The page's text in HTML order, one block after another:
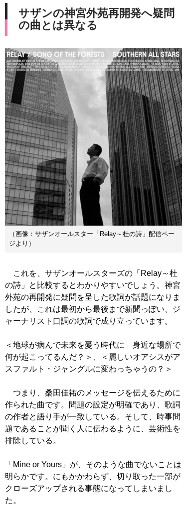
サザンの神宮外苑再開発へ疑問
の曲とは異なる
（画像：サザンオールスター「Relay～杜の詩」配信ペー
ジより）
これを、サザンオールスターズの「Relay～杜
の詩」と比較するとわかりやすいでしょう。神宮
外苑の再開発に疑問を呈した歌詞が話題になりま
したが、これは最初から最後まで新聞っぽい、ジ
ャーナリスト口調の歌詞で成り立っています。
＜地球が病んで未来を憂う時代に 身近な場所で
何が起こってるんだ？＞、＜麗しいオアシスがア
スファルト・ジャングルに変わっちゃうの？＞
つまり、桑田佳祐のメッセージを伝えるために
作られた曲です。問題の設定が明確であり、歌詞
の作者と語り手が一致している。そして、時事問
題であることが聞く人に伝わるように、芸術性を
排除している。
「Mine or Yours」が、そのような曲でないことは
明らかです。にもかかわらず、切り取った一部が
クローズアップされる事態になってしまいまし
た。